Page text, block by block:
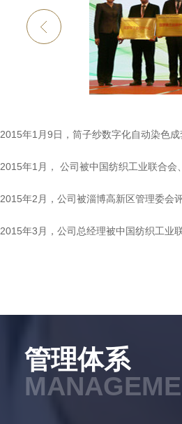
2015年1月9日，筒子纱数字化自动染色
2015年1月， 公司被中国纺织工业联合会
2015年2月，公司被淄博高新区管理委会
2015年3月，公司总经理被中国纺织工业
管理体系